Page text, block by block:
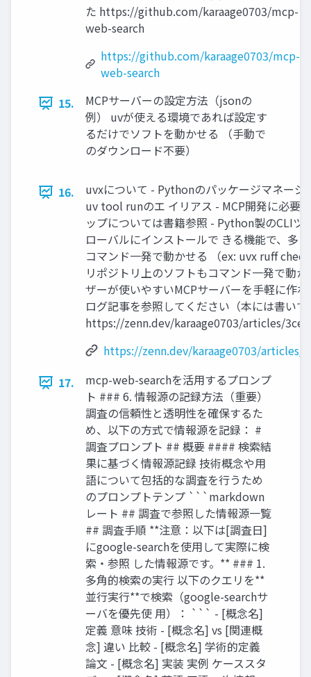
た https://github.com/karaage0703/mcp-
web-search
https://github.com/karaage0703/mcp-
web-search
15.
MCPサーバーの設定方法（jsonの
例） uvが使える環境であれば設定す
るだけでソフトを動かせる （手動で
のダウンロード不要）
16.
uvxについて - Pythonのパッケージマネージ
uv tool runのエ イリアス - MCP開発に必要
ップについては書籍参照 - Python製のCLIツ
ローバルにインストールで きる機能で、多
コマンド一発で動かせる （ex: uvx ruff
リポジトリ上のソフトもコマンド一発で動
ザーが使いやすいMCPサーバーを手軽に作
ログ記事を参照してください（本には書い
https://zenn.dev/karaage0703/articles/
https://zenn.dev/karaage0703/articles/
17.
mcp-web-searchを活用するプロンプ
ト ### 6. 情報源の記録方法（重要）
調査の信頼性と透明性を確保するた
め、以下の方式で情報源を記録： #
調査プロンプト ## 概要 #### 検索結
果に基づく情報源記録 技術概念や用
語について包括的な調査を行うため
のプロンプトテンプ ```markdown
レート ## 調査で参照した情報源一覧
## 調査手順 **注意：以下は[調査日]
にgoogle-searchを使用して実際に検
索・参照 した情報源です。** ### 1.
多角的検索の実行 以下のクエリを**
並行実行**で検索（google-searchサ
ーバを優先使 用）： ``` - [概念名]
定義 意味 技術 - [概念名] vs [関連概
念] 違い 比較 - [概念名] 学術的定義
論文 - [概念名] 実装 実例 ケーススタ